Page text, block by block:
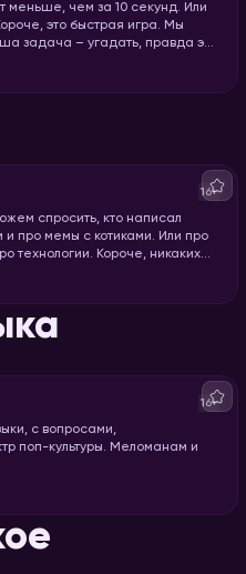
меньше, чем за 10 секунд. Или
это быстрая игра. Мы
задача – угадать, правда это
16+
спросить, кто написал
про мемы с котиками. Или про
технологии. Короче, никаких
Только вы и ваше
16+
с вопросами,
поп-культуры. Меломанам и